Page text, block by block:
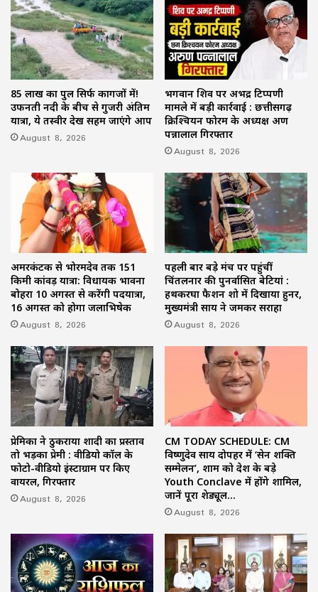
85 लाख का पुल सिर्फ कागजों में!
उफनती नदी के बीच से गुजरी अंतिम
यात्रा, ये तस्वीर देख सहम जाएंगे आप
August 8, 2026
भगवान शिव पर अभद्र टिप्पणी
मामले में बड़ी कार्रवाई : छत्तीसगढ़
क्रिश्चियन फोरम के अध्यक्ष अरुण
पन्नालाल गिरफ्तार
August 8, 2026
अमरकंटक से भोरमदेव तक 151
किमी कांवड़ यात्रा: विधायक भावना
बोहरा 10 अगस्त से करेंगी पदयात्रा,
16 अगस्त को होगा जलाभिषेक
August 8, 2026
पहली बार बड़े मंच पर पहुंचीं
चिंतलनार की पुनर्वासित बेटियां :
हथकरघा फैशन शो में दिखाया हुनर,
मुख्यमंत्री साय ने जमकर सराहा
August 8, 2026
प्रेमिका ने ठुकराया शादी का प्रस्ताव
तो भड़का प्रेमी : वीडियो कॉल के
फोटो-वीडियो इंस्टाग्राम पर किए
वायरल, गिरफ्तार
August 8, 2026
CM TODAY SCHEDULE: CM
विष्णुदेव साय दोपहर में ‘सेन शक्ति
सम्मेलन’, शाम को देश के बड़े
Youth Conclave में होंगे शामिल,
जानें पूरा शेड्यूल…
August 8, 2026